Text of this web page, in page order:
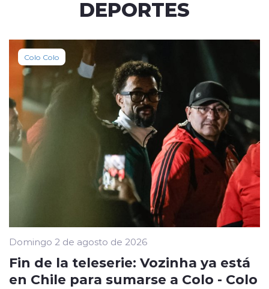
DEPORTES
Colo Colo
Domingo 2 de agosto de 2026
Fin de la teleserie: Vozinha ya está
en Chile para sumarse a Colo - Colo